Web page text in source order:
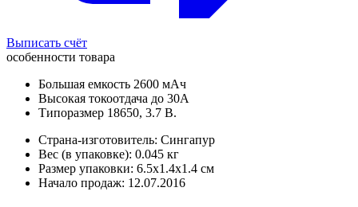
Выписать счёт
особенности товара
Большая емкость 2600 мАч
Высокая токоотдача до 30А
Типоразмер 18650, 3.7 В.
Страна-изготовитель: Сингапур
Вес (в упаковке): 0.045 кг
Размер упаковки: 6.5x1.4x1.4 см
Начало продаж: 12.07.2016